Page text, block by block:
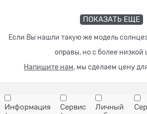
ПОКАЗАТЬ ЕЩЕ
Если Вы нашли такую же модель
оправы, но с более низкой
Напишите нам, мы сделаем цену
Информация Сервис
Личный